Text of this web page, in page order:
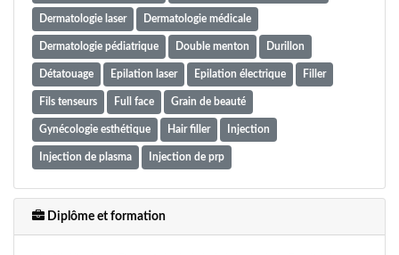
Dermatologie laser Dermatologie médicale
Dermatologie pédiatrique Double menton Durillon
Détatouage Epilation laser Epilation électrique Filler
Fils tenseurs Full face Grain de beauté
Gynécologie esthétique Hair filler Injection
Injection de plasma Injection de prp
Injections de toxine Laser Dermatologique
Diplôme et formation